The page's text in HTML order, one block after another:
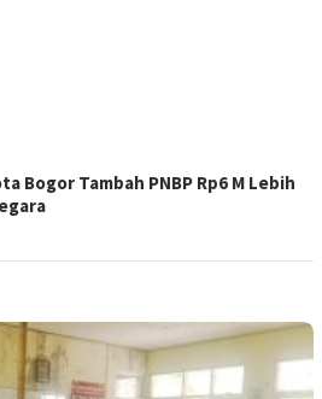
Bogor Tambah PNBP Rp6 M Lebih